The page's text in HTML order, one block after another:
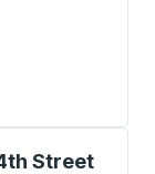
Street
o la tecla